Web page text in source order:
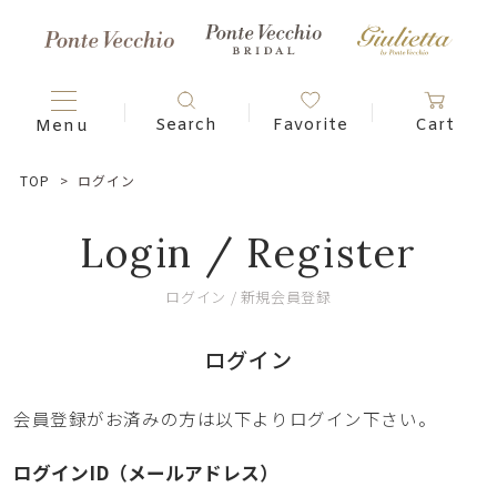
TOP ログイン
Login / Register
ログイン / 新規会員登録
ログイン
会員登録がお済みの方は以下よりログイン下さい。
ログインID（メールアドレス）